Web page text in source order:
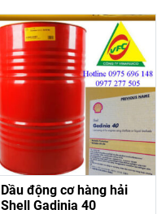
Dầu động cơ hàng hải
Shell Gadinia 40